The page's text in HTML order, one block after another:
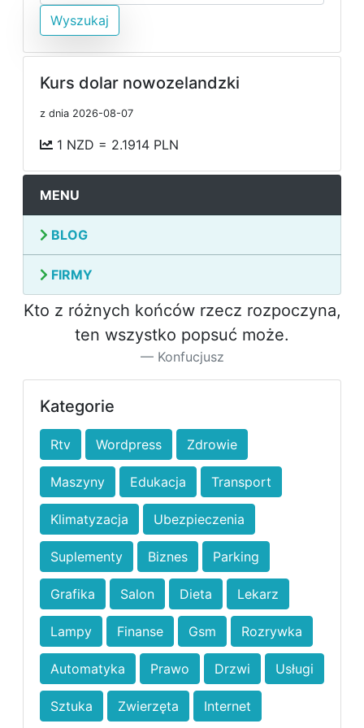
Wyszukaj
Kurs dolar nowozelandzki
z dnia 2026-08-07
1 NZD = 2.1914 PLN
MENU
BLOG
FIRMY
Kto z różnych końców rzecz rozpoczyna,
ten wszystko popsuć może.
Konfucjusz
Kategorie
Rtv Wordpress Zdrowie
Maszyny Edukacja Transport
Klimatyzacja Ubezpieczenia
Suplementy Biznes Parking
Grafika Salon Dieta Lekarz
Lampy Finanse Gsm Rozrywka
Automatyka Prawo Drzwi Usługi
Sztuka Zwierzęta Internet